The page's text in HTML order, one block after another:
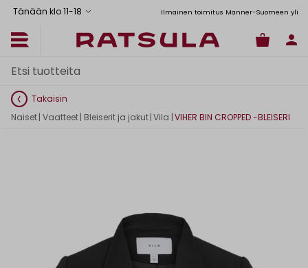
Tänään klo 11-18
Toimituskulut alk. 6,90€ Ilmainen toimitus Manner-Suomeen yli 120
Takaisin
Naiset| Vaatteet| Bleiserit ja jakut |Vila |VIHER BIN CROPPED -BLEISERI